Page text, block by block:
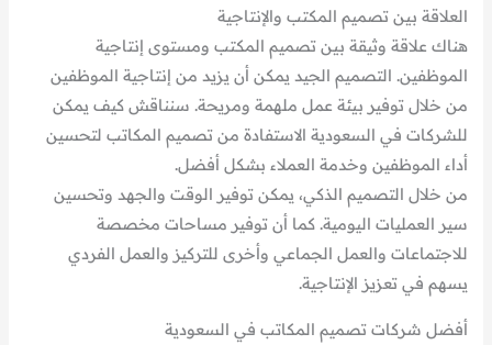
العلاقة بين تصميم المكتب والإنتاجية
هناك علاقة وثيقة بين تصميم المكتب ومستوى إنتاجية
الموظفين. التصميم الجيد يمكن أن يزيد من إنتاجية الموظفين
من خلال توفير بيئة عمل ملهمة ومريحة. سنناقش كيف يمكن
للشركات في السعودية الاستفادة من تصميم المكاتب لتحسين
أداء الموظفين وخدمة العملاء بشكل أفضل.
من خلال التصميم الذكي، يمكن توفير الوقت والجهد وتحسين
سير العمليات اليومية. كما أن توفير مساحات مخصصة
للاجتماعات والعمل الجماعي وأخرى للتركيز والعمل الفردي
يسهم في تعزيز الإنتاجية.
أفضل شركات تصميم المكاتب في السعودية